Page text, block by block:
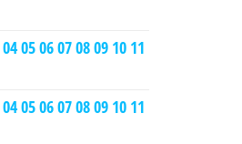
040506070809 10 11
040506070809 10 11